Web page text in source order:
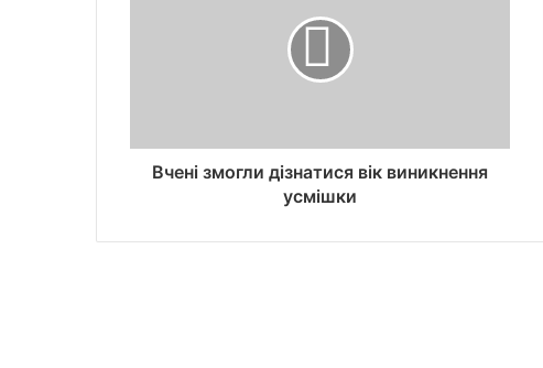
Вчені змогли дізнатися вік виникнення
усмішки